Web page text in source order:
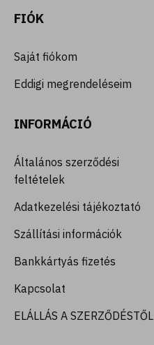
FIÓK
Saját fiókom
Eddigi megrendeléseim
INFORMÁCIÓ
Általános szerződési
feltételek
Adatkezelési tájékoztató
Szállítási információk
Bankkártyás fizetés
Kapcsolat
ELÁLLÁS A SZERZŐDÉSTŐL